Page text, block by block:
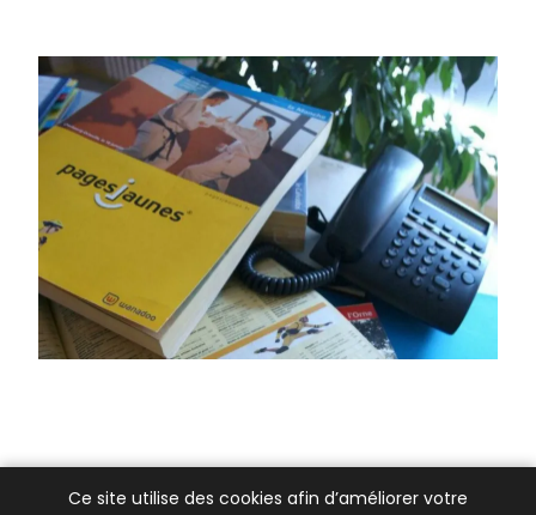
Ce site utilise des cookies afin d’améliorer votre